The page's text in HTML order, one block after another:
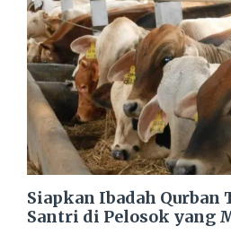
Siapkan Ibadah Qurban
Santri di Pelosok yang